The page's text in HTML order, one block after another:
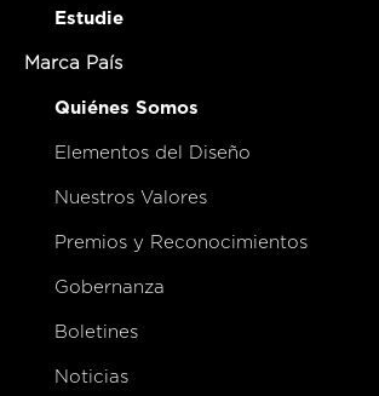
Estudie
Marca País
Quiénes Somos
Elementos del Diseño
Nuestros Valores
Premios y Reconocimientos
Gobernanza
Boletines
Noticias